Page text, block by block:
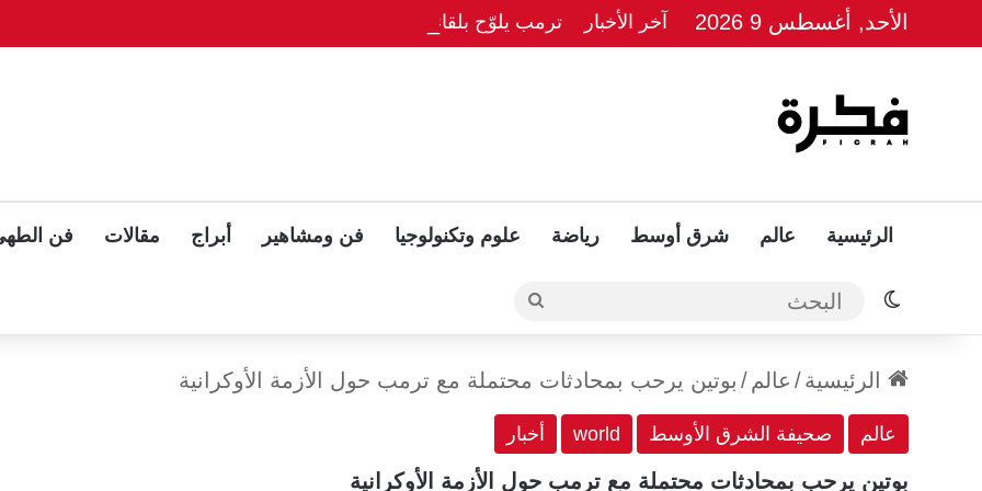
الأحد, أغسطس 9 2026 آخر الأخبار ترمب يلوّح بلقاء ثلاثي مع بوتين وزيلينسكي بعد قمة ألاسكا
الرئيسية عالم شرق أوسط رياضة علوم وتكنولوجيا فن ومشاهير أبراج مقالات فن
الوضع المظلم البحث
الرئيسية/ عالم / بوتين يرحب بمحادثات محتملة مع ترمب حول الأزمة الأوكرانية
عالم صحيفة الشرق الأوسط world أخبار
بوتين يرحب بمحادثات محتملة مع ترمب حول الأزمة الأوكرانية